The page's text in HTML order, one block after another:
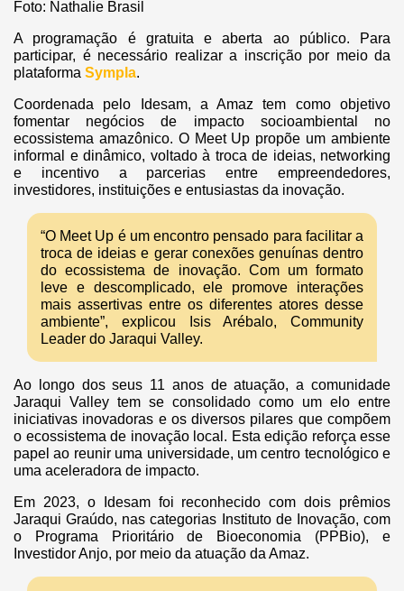
Foto: Nathalie Brasil
A programação é gratuita e aberta ao público. Para
participar, é necessário realizar a inscrição por meio da
plataforma Sympla.
Coordenada pelo Idesam, a Amaz tem como objetivo
fomentar negócios de impacto socioambiental no
ecossistema amazônico. O Meet Up propõe um ambiente
informal e dinâmico, voltado à troca de ideias, networking
e incentivo a parcerias entre empreendedores,
investidores, instituições e entusiastas da inovação.
“O Meet Up é um encontro pensado para facilitar a
troca de ideias e gerar conexões genuínas dentro
do ecossistema de inovação. Com um formato
leve e descomplicado, ele promove interações
mais assertivas entre os diferentes atores desse
ambiente”, explicou Isis Arébalo, Community
Leader do Jaraqui Valley.
Ao longo dos seus 11 anos de atuação, a comunidade
Jaraqui Valley tem se consolidado como um elo entre
iniciativas inovadoras e os diversos pilares que compõem
o ecossistema de inovação local. Esta edição reforça esse
papel ao reunir uma universidade, um centro tecnológico e
uma aceleradora de impacto.
Em 2023, o Idesam foi reconhecido com dois prêmios
Jaraqui Graúdo, nas categorias Instituto de Inovação, com
o Programa Prioritário de Bioeconomia (PPBio), e
Investidor Anjo, por meio da atuação da Amaz.